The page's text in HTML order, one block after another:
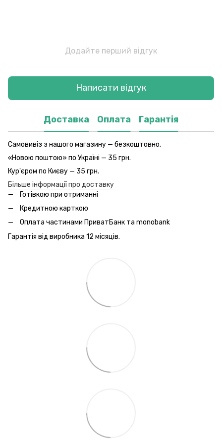
Додайте перший відгук
Написати відгук
Доставка Оплата Гарантія
Самовивіз з нашого магазину — безкоштовно.
«Новою поштою» по Україні — 35 грн.
Кур'єром по Києву — 35 грн.
Більше інформації про доставку
Готівкою при отриманні
Кредитною карткою
Оплата частинами ПриватБанк та monobank
Гарантія від виробника 12 місяців.